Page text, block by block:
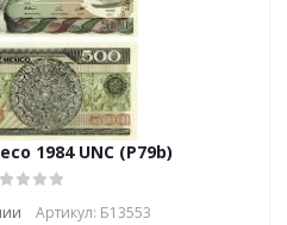
1984 UNC (P79b)
Артикул: Б13553